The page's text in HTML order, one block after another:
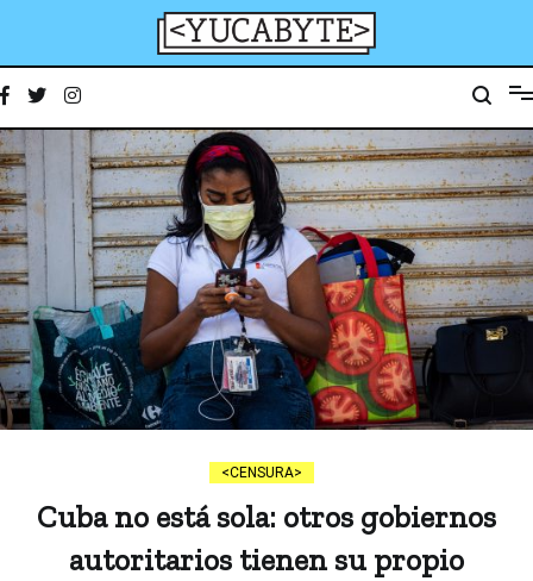
YucaByte
CENSURA
Cuba no está sola: otros gobiernos
autoritarios tienen su propio